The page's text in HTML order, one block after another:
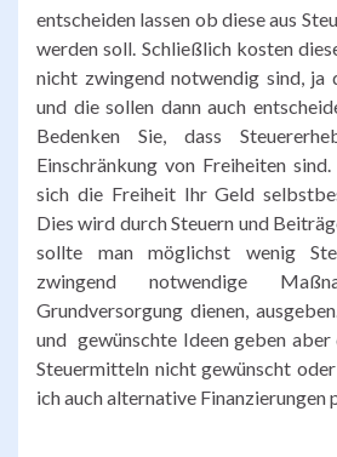
entscheiden lassen ob diese aus
werden soll. Schließlich kosten
nicht zwingend notwendig sind, ja
und die sollen dann auch
Bedenken Sie, dass
Einschränkung von Freiheiten
sich die Freiheit Ihr Geld
Dies wird durch Steuern und
sollte man möglichst wenig
zwingend notwendige
Grundversorgung dienen,
und gewünschte Ideen geben aber
Steuermitteln nicht gewünscht
ich auch alternative Finanzierungen